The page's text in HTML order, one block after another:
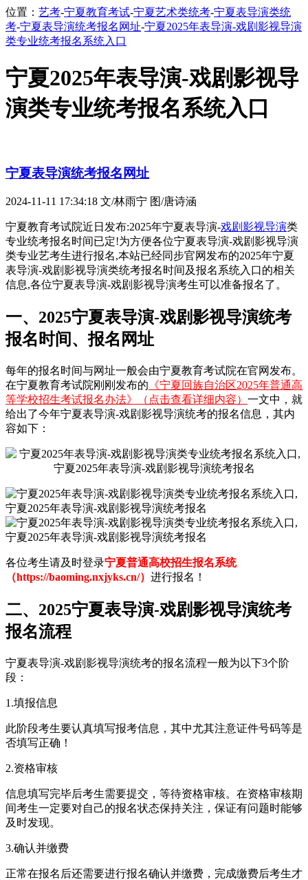
位置： 艺考-宁夏教育考试-宁夏艺术类统考-宁夏表导演类统
考-宁夏表导演统考报名网址-宁夏2025年表导演-戏剧影视导演
类专业统考报名系统入口
宁夏2025年表导演-戏剧影视导
演类专业统考报名系统入口
宁夏表导演统考报名网址
2024-11-11 17:34:18 文/林雨宁 图/唐诗涵
宁夏教育考试院近日发布:2025年宁夏表导演-戏剧影视导演类
专业统考报名时间已定!为方便各位宁夏表导演-戏剧影视导演
类专业艺考生进行报名,本站已经同步官网发布的2025年宁夏
表导演-戏剧影视导演类统考报名时间及报名系统入口的相关
信息,各位宁夏表导演-戏剧影视导演考生可以准备报名了。
一、2025宁夏表导演-戏剧影视导演统考
报名时间、报名网址
每年的报名时间与网址一般会由宁夏教育考试院在官网发布。
在宁夏教育考试院刚刚发布的 《宁夏回族自治区2025年普通高
等学校招生考试报名办法》（点击查看详细内容） 一文中，就
给出了今年宁夏表导演-戏剧影视导演统考的报名信息，其内
容如下：
各位考生请及时登录宁夏普通高校招生报名系统
（https://baoming.nxjyks.cn/） 进行报名！
二、2025宁夏表导演-戏剧影视导演统考
报名流程
宁夏表导演-戏剧影视导演统考的报名流程一般为以下3个阶
段：
1.填报信息
此阶段考生要认真填写报考信息，其中尤其注意证件号码等是
否填写正确！
2.资格审核
信息填写完毕后考生需要提交，等待资格审核。在资格审核期
间考生一定要对自己的报名状态保持关注，保证有问题时能够
及时发现。
3.确认并缴费
正常在报名后还需要进行报名确认并缴费，完成缴费后考生才